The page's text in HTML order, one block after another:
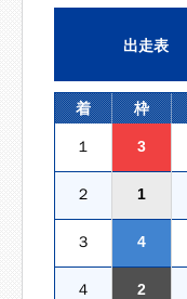
出走表
着 枠
１ 3
２ 1
３ 4
４ 2